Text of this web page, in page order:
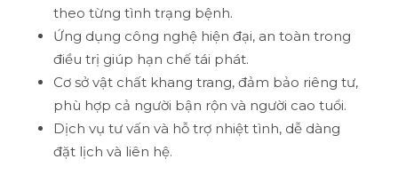
theo từng tình trạng bệnh.
Ứng dụng công nghệ hiện đại, an toàn trong
điều trị giúp hạn chế tái phát.
Cơ sở vật chất khang trang, đảm bảo riêng tư,
phù hợp cả người bận rộn và người cao tuổi.
Dịch vụ tư vấn và hỗ trợ nhiệt tình, dễ dàng
đặt lịch và liên hệ.